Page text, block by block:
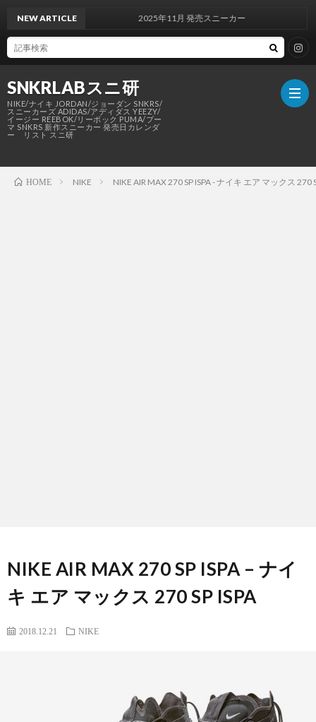
SNKRLABスニ研
NIKE/ナイキ JORDAN/ジョーダン SNKRS/
スニーカーズ ADIDAS/アディダス YEEZY/
イージー REEBOK/リーボック PUMA/プー
マ SNKRS 新作スニーカー 発売日カレンダ
ー リスト スニ研
NEW ARTICLE 2025年11月 発売スニーカー
HOME NIKE NIKE AIR MAX 270 SP ISPA - ナイキ エア マックス 270
NIKE AIR MAX 270 SP ISPA – ナイ
キ エア マックス 270 SP ISPA
2018.12.21 NIKE